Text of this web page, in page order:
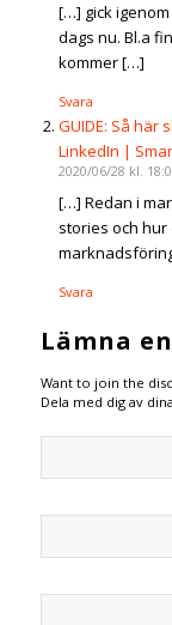
[…] gick
dags nu. Bl.a
kommer […]
Svara
GUIDE: Så här
LinkedIn |
2020/06/28 kl.
[…] Redan i
stories och
Svara
Lämna
Want to join the
Dela med dig av